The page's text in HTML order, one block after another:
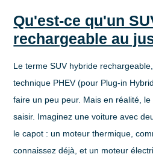
Qu'est-ce qu'un
rechargeable au
Le termeSUV hybride rechargeable
technique PHEV (pour Plug-in
faire un peu peur. Mais en réalité,
saisir. Imaginez une voiture avec
le capot : un moteur thermique,
connaissez déjà, et un moteur